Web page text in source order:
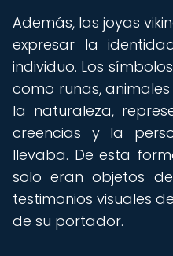
Además, las joyas
expresar la
individuo. Los
como runas,
la naturaleza,
creencias y la
llevaba. De esta
solo eran objetos
testimonios visuales
de su portador.